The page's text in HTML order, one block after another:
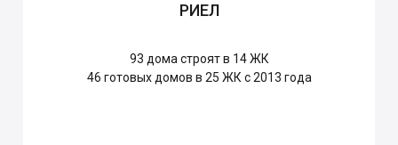
РИЕЛ
93 дома строят в 14 ЖК
46 готовых домов в 25 ЖК с 2013 года